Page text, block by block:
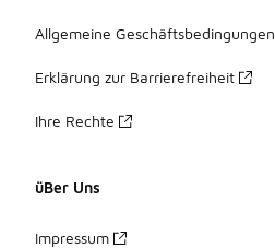
Allgemeine Geschäftsbedingungen
Erklärung zur Barrierefreiheit
Ihre Rechte
üBer Uns
Impressum